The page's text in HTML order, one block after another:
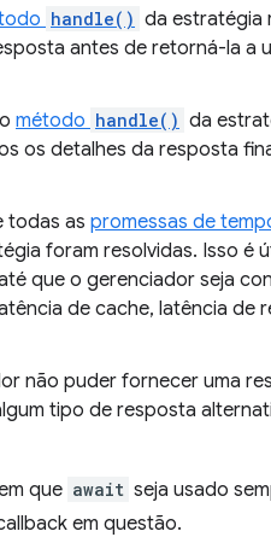
handle() da estratégia
antes de retorná-la a
método handle() da
os detalhes da resposta
todas as promessas de
foram resolvidas. Isso é
que o gerenciador seja
de cache, latência de
não puder fornecer uma
tipo de resposta
que await seja usado
em questão.